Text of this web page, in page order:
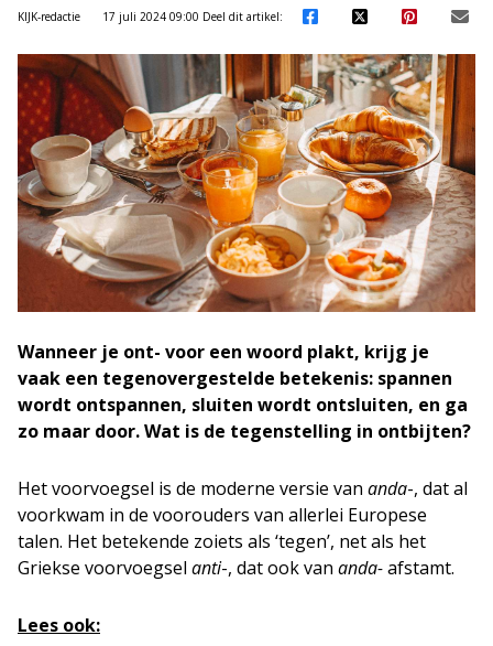
KIJK-redactie 17 juli 2024 09:00 Deel dit artikel:
Wanneer je ont- voor een woord plakt, krijg je
vaak een tegenovergestelde betekenis: spannen
wordt ontspannen, sluiten wordt ontsluiten, en ga
zo maar door. Wat is de tegenstelling in ontbijten?
Het voorvoegsel is de moderne versie van anda-, dat al
voorkwam in de voorouders van allerlei Europese
talen. Het betekende zoiets als ‘tegen’, net als het
Griekse voorvoegsel anti-, dat ook van anda-afstamt.
Lees ook: